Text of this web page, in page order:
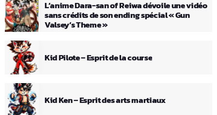
L’anime Dara-san of Reiwa dévoile une vidéo
sans crédits de son ending spécial « Gun
Valsey’s Theme »
Kid Pilote – Esprit de la course
Kid Ken – Esprit des arts martiaux